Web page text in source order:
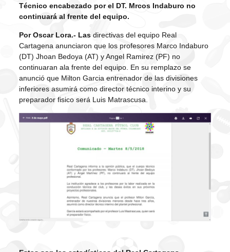
Técnico encabezado por el DT. Mrcos Indaburo no
continuará al frente del equipo.
Por Oscar Lora.- Las directivas del equipo Real
Cartagena anunciaron que los profesores Marco Indaburo
(DT) Jhoan Bedoya (AT) y Angel Ramirez (PF) no
continuaran ala frente del equipo. En su remplazo se
anunció que Milton Garcia entrenador de las divisiones
inferiores asumirá como director técnico interino y su
preparador fisico será Luis Matrascusa.